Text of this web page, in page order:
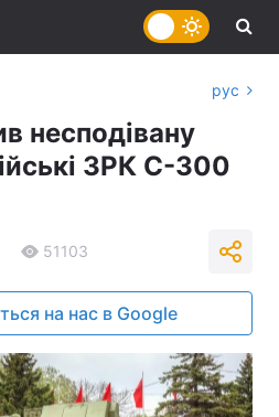
рус
несподівану
ЗРК С-300
51103
на нас в Google